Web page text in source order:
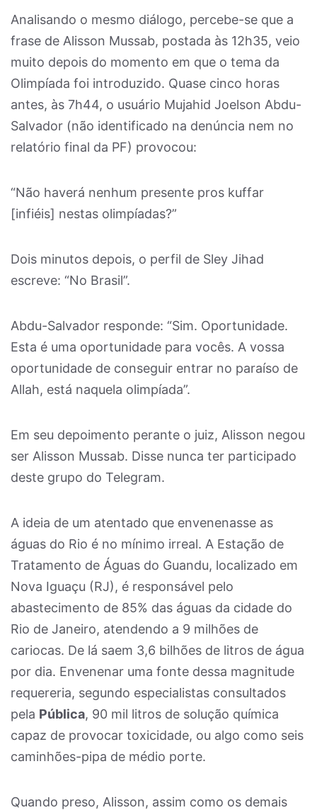
Analisando o mesmo diálogo, percebe-se que a
frase de Alisson Mussab, postada às 12h35, veio
muito depois do momento em que o tema da
Olimpíada foi introduzido. Quase cinco horas
antes, às 7h44, o usuário Mujahid Joelson Abdu-
Salvador (não identificado na denúncia nem no
relatório final da PF) provocou:
“Não haverá nenhum presente pros kuffar
[infiéis] nestas olimpíadas?”
Dois minutos depois, o perfil de Sley Jihad
escreve: “No Brasil”.
Abdu-Salvador responde: “Sim. Oportunidade.
Esta é uma oportunidade para vocês. A vossa
oportunidade de conseguir entrar no paraíso de
Allah, está naquela olimpíada”.
Em seu depoimento perante o juiz, Alisson negou
ser Alisson Mussab. Disse nunca ter participado
deste grupo do Telegram.
A ideia de um atentado que envenenasse as
águas do Rio é no mínimo irreal. A Estação de
Tratamento de Águas do Guandu, localizado em
Nova Iguaçu (RJ), é responsável pelo
abastecimento de 85% das águas da cidade do
Rio de Janeiro, atendendo a 9 milhões de
cariocas. De lá saem 3,6 bilhões de litros de água
por dia. Envenenar uma fonte dessa magnitude
requereria, segundo especialistas consultados
pela Pública, 90 mil litros de solução química
capaz de provocar toxicidade, ou algo como seis
caminhões-pipa de médio porte.
Quando preso, Alisson, assim como os demais